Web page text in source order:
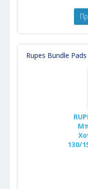
Rupes Bundle Pads
130/